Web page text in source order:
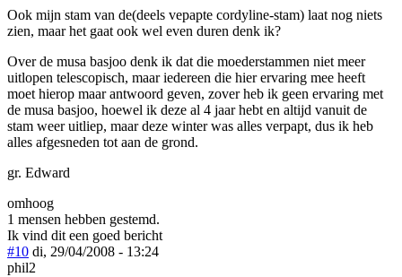
Ook mijn stam van de(deels vepapte cordyline-stam) laat nog niets
zien, maar het gaat ook wel even duren denk ik?
Over de musa basjoo denk ik dat die moederstammen niet meer
uitlopen telescopisch, maar iedereen die hier ervaring mee heeft
moet hierop maar antwoord geven, zover heb ik geen ervaring met
de musa basjoo, hoewel ik deze al 4 jaar hebt en altijd vanuit de
stam weer uitliep, maar deze winter was alles verpapt, dus ik heb
alles afgesneden tot aan de grond.
gr. Edward
omhoog
1 mensen hebben gestemd.
Ik vind dit een goed bericht
#10 di, 29/04/2008 - 13:24
phil2